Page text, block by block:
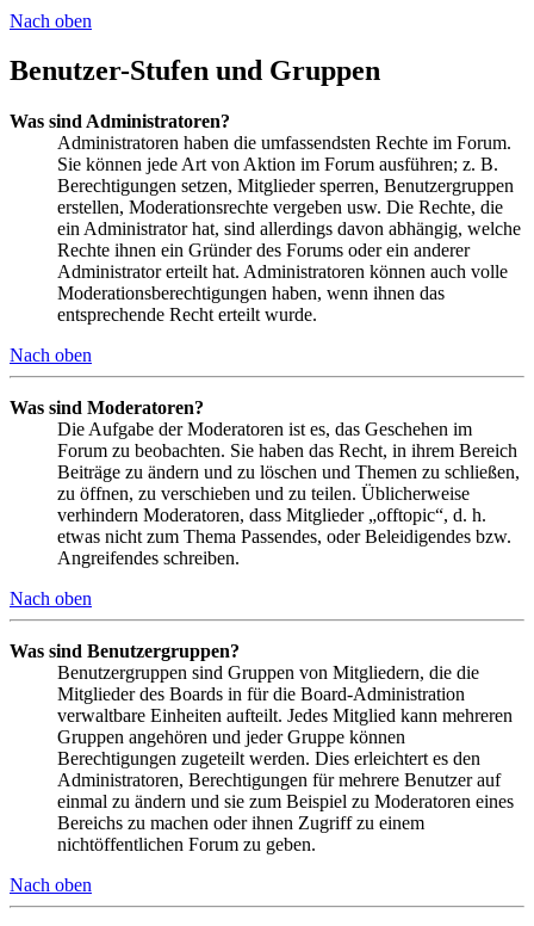
Nach oben
Benutzer-Stufen und Gruppen
Was sind Administratoren?
Administratoren haben die umfassendsten Rechte im Forum.
Sie können jede Art von Aktion im Forum ausführen; z. B.
Berechtigungen setzen, Mitglieder sperren, Benutzergruppen
erstellen, Moderationsrechte vergeben usw. Die Rechte, die
ein Administrator hat, sind allerdings davon abhängig, welche
Rechte ihnen ein Gründer des Forums oder ein anderer
Administrator erteilt hat. Administratoren können auch volle
Moderationsberechtigungen haben, wenn ihnen das
entsprechende Recht erteilt wurde.
Nach oben
Was sind Moderatoren?
Die Aufgabe der Moderatoren ist es, das Geschehen im
Forum zu beobachten. Sie haben das Recht, in ihrem Bereich
Beiträge zu ändern und zu löschen und Themen zu schließen,
zu öffnen, zu verschieben und zu teilen. Üblicherweise
verhindern Moderatoren, dass Mitglieder „offtopic“, d. h.
etwas nicht zum Thema Passendes, oder Beleidigendes bzw.
Angreifendes schreiben.
Nach oben
Was sind Benutzergruppen?
Benutzergruppen sind Gruppen von Mitgliedern, die die
Mitglieder des Boards in für die Board-Administration
verwaltbare Einheiten aufteilt. Jedes Mitglied kann mehreren
Gruppen angehören und jeder Gruppe können
Berechtigungen zugeteilt werden. Dies erleichtert es den
Administratoren, Berechtigungen für mehrere Benutzer auf
einmal zu ändern und sie zum Beispiel zu Moderatoren eines
Bereichs zu machen oder ihnen Zugriff zu einem
nichtöffentlichen Forum zu geben.
Nach oben